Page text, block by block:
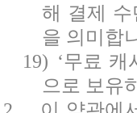
해 결제
을 의미합
19) ‘무료 캐
으로 보유